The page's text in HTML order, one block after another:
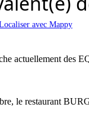
avec Mappy
actuellement des
le restaurant